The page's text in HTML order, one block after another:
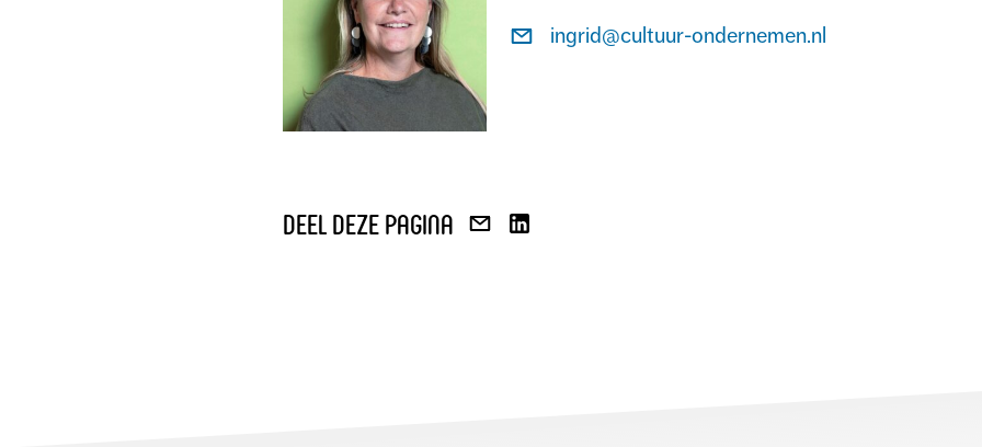
Stuuringrid@cultuur-ondernemen.nl
deel deze pagina
DEEL
DEEL